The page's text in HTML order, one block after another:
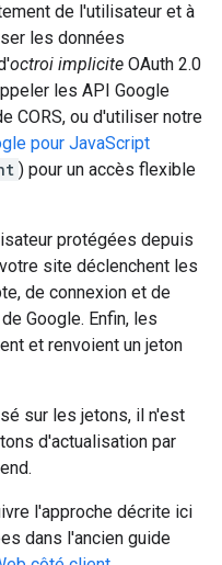
de l'utilisateur et à
les données
octroi implicite OAuth 2.0
les API Google
CORS, ou d'utiliser notre
pour JavaScript
) pour un accès flexible
protégées depuis
site déclenchent les
de connexion et de
Google. Enfin, les
et renvoient un jeton
sur les jetons, il n'est
d'actualisation par
l'approche décrite ici
dans l'ancien guide